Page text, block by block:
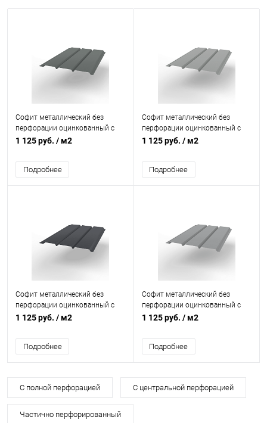
Софит металлический без
перфорации оцинкованный с
полимерным покрытием
1 125 руб. / м2
Подробнее
Софит металлический без
перфорации оцинкованный с
полимерным покрытием
1 125 руб. / м2
Подробнее
Софит металлический без
перфорации оцинкованный с
полимерным покрытием
1 125 руб. / м2
Подробнее
Софит металлический без
перфорации оцинкованный с
полимерным покрытием
1 125 руб. / м2
Подробнее
С полной перфорацией С центральной перфорацией
Частично перфорированный